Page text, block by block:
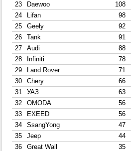
23
Daewoo 108
24
Lifan 98
25
Geely 92
26
Tank 91
27
Audi 88
28
Infiniti 78
29
Land Rover 71
30
Chery 66
31
УАЗ 63
32
OMODA 56
33
EXEED 56
34
SsangYong 47
35
Jeep 44
36
Great Wall 35